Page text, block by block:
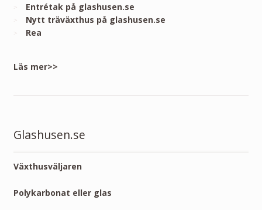
Entrétak på glashusen.se
Nytt träväxthus på glashusen.se
Rea
Läs mer>>
Glashusen.se
Växthusväljaren
Polykarbonat eller glas